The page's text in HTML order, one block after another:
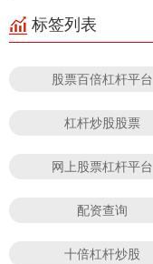
标签列表
股票百倍杠杆平台
杠杆炒股股票
网上股票杠杆平台
配资查询
十倍杠杆炒股